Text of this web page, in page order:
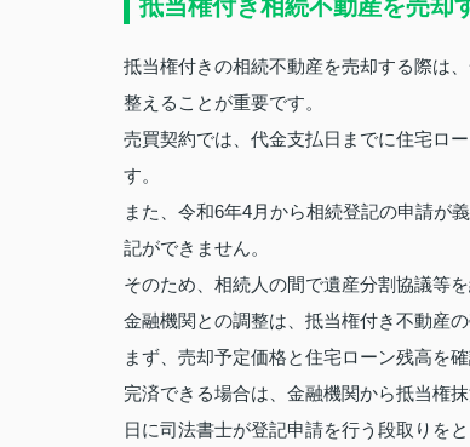
抵当権付き相続不動産を売却
抵当権付きの相続不動産を売却する際は
整えることが重要です。
売買契約では、代金支払日までに住宅ロ
す。
また、令和6年4月から相続登記の申請が
記ができません。
そのため、相続人の間で遺産分割協議等
金融機関との調整は、抵当権付き不動産
まず、売却予定価格と住宅ローン残高を
完済できる場合は、金融機関から抵当権
日に司法書士が登記申請を行う段取りをと